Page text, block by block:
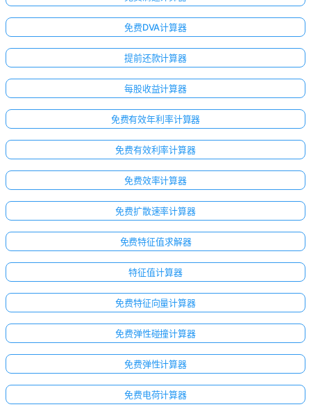
免费DVA计算器
提前还款计算器
每股收益计算器
免费有效年利率计算器
免费有效利率计算器
免费效率计算器
免费扩散速率计算器
免费特征值求解器
特征值计算器
免费特征向量计算器
免费弹性碰撞计算器
免费弹性计算器
免费电荷计算器